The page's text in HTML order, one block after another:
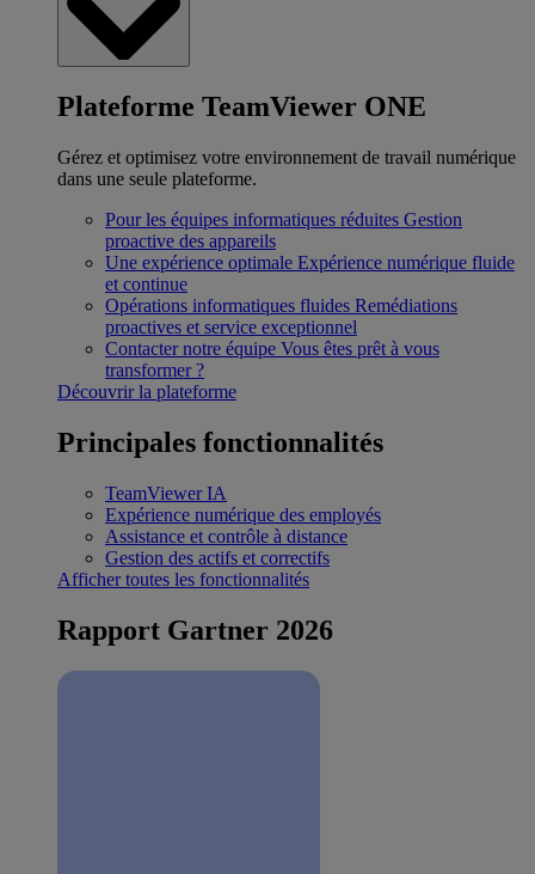
Plateforme TeamViewer ONE
Gérez et optimisez votre environnement de travail numérique
dans une seule plateforme.
Pour les équipes informatiques réduites Gestion
proactive des appareils
Une expérience optimale Expérience numérique fluide
et continue
Opérations informatiques fluides Remédiations
proactives et service exceptionnel
Contacter notre équipe Vous êtes prêt à vous
transformer ?
Découvrir la plateforme
Principales fonctionnalités
TeamViewer IA
Expérience numérique des employés
Assistance et contrôle à distance
Gestion des actifs et correctifs
Afficher toutes les fonctionnalités
Rapport Gartner 2026